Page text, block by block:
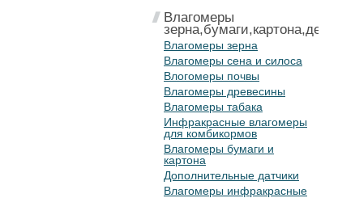
Влагомеры
зерна,бумаги,картона,дерева
Влагомеры зерна
Влагомеры сена и силоса
Влогомеры почвы
Влагомеры древесины
Влагомеры табака
Инфракрасные влагомеры
для комбикормов
Влагомеры бумаги и
картона
Дополнительные датчики
Влагомеры инфракрасные